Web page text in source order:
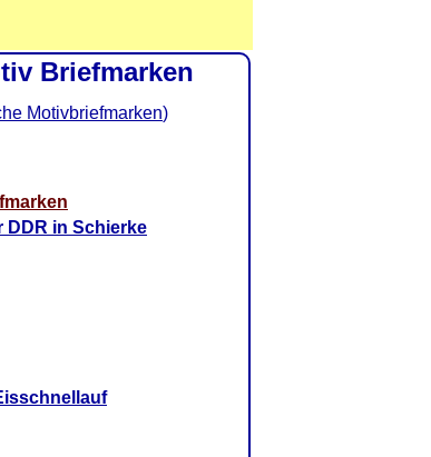
Briefmarken
Motivbriefmarken)
DDR in Schierke